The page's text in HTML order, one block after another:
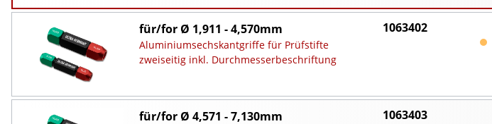
für/for Ø 1,911 - 4,570mm
Aluminiumsechskantgriffe für Prüfstifte
zweiseitig inkl. Durchmesserbeschriftung
1063402
für/for Ø 4,571 - 7,130mm 1063403